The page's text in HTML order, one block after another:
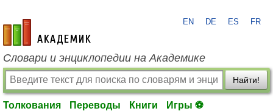
academic.ru
EN DE ES FR
Словари и энциклопедии на Академике
Найти!
Толкования Переводы Книги Игры ⚽